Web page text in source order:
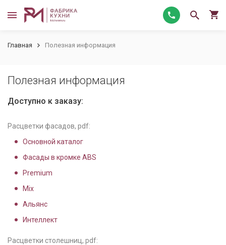
Главная Полезная информация
Полезная информация
Доступно к заказу:
Расцветки фасадов, pdf:
Основной каталог
Фасады в кромке ABS
Premium
Mix
Альянс
Интеллект
Расцветки столешниц, pdf: